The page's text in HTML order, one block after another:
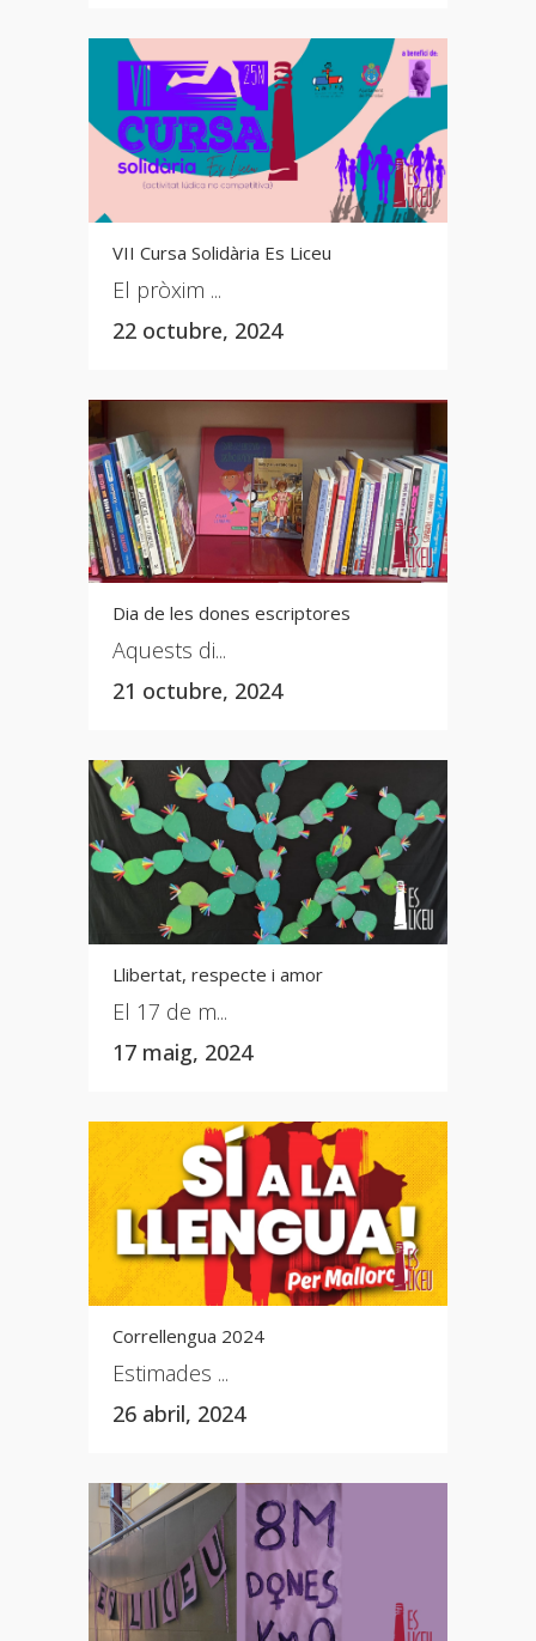
VII Cursa Solidària Es Liceu
El pròxim ...
22 octubre, 2024
Dia de les dones escriptores
Aquests di...
21 octubre, 2024
Llibertat, respecte i amor
El 17 de m...
17 maig, 2024
Correllengua 2024
Estimades ...
26 abril, 2024